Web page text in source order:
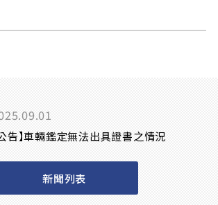
公告】車輛鑑定無法出具證書之情況
新聞列表